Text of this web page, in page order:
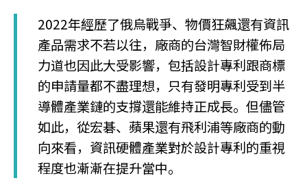
2022年經歷了俄烏戰爭、物價狂飆還有資訊
產品需求不若以往，廠商的台灣智財權佈局
力道也因此大受影響，包括設計專利跟商標
的申請量都不盡理想，只有發明專利受到半
導體產業鏈的支撐還能維持正成長。但儘管
如此，從宏碁、蘋果還有飛利浦等廠商的動
向來看，資訊硬體產業對於設計專利的重視
程度也漸漸在提升當中。